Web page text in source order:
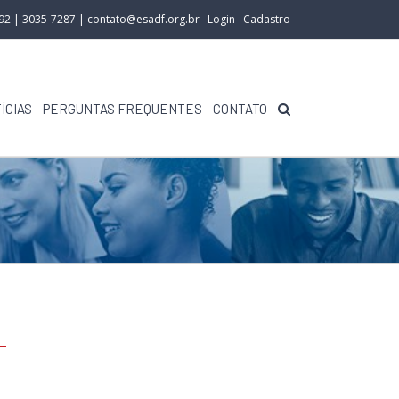
| 3035-7287 | contato@esadf.org.br Login Cadastro
PERGUNTAS FREQUENTES CONTATO